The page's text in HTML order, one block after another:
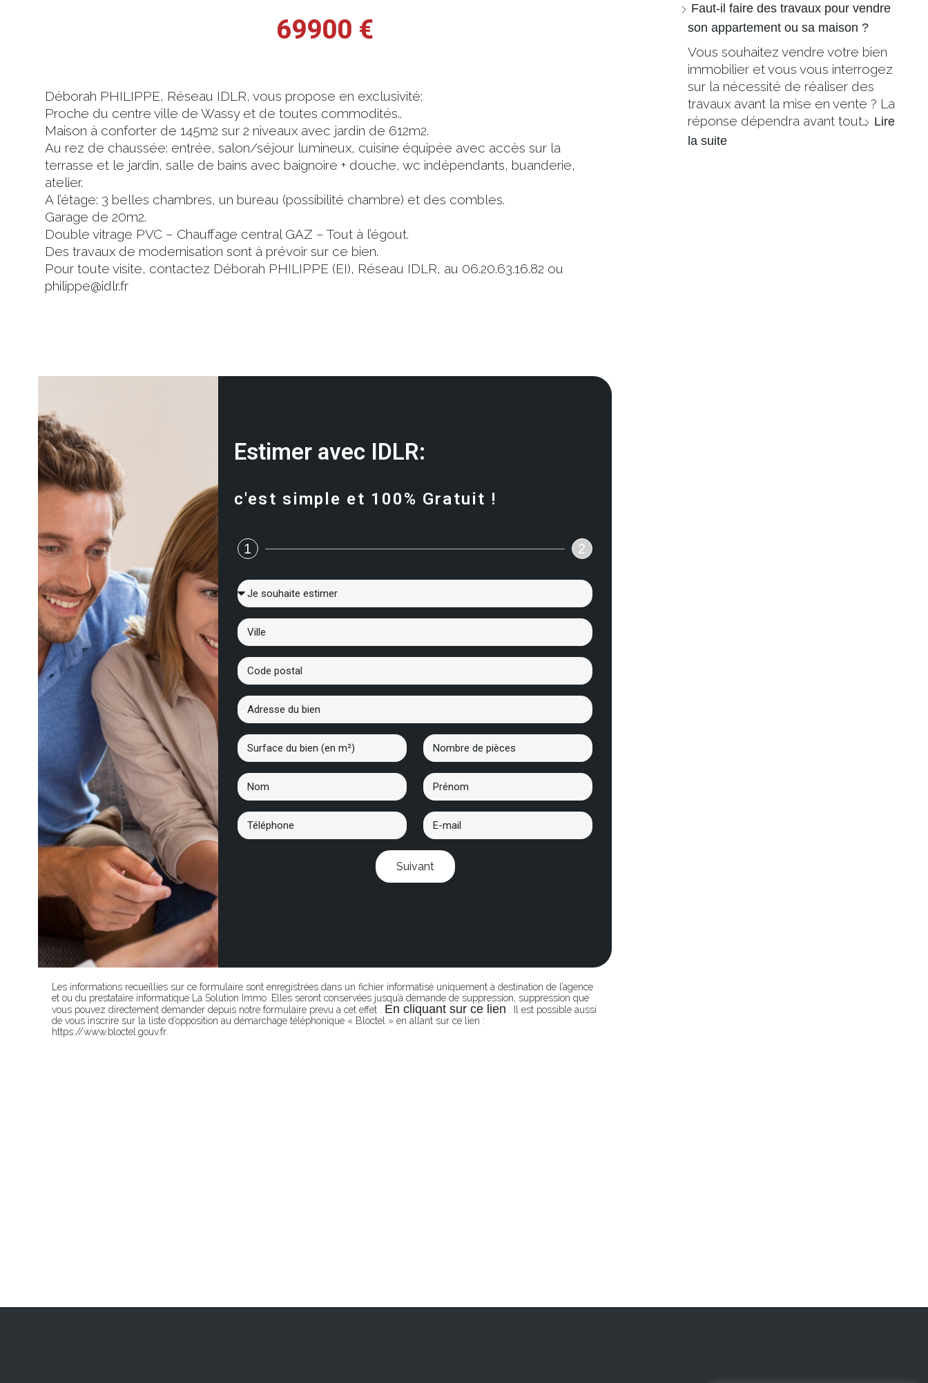
69900 €
Déborah PHILIPPE, Réseau IDLR, vous propose en exclusivité:
Proche du centre ville de Wassy et de toutes commodités..
Maison à conforter de 145m2 sur 2 niveaux avec jardin de 612m2.
Au rez de chaussée: entrée, salon/séjour lumineux, cuisine équipée avec accès sur la
terrasse et le jardin, salle de bains avec baignoire + douche, wc indépendants, buanderie,
atelier.
A l’étage: 3 belles chambres, un bureau (possibilité chambre) et des combles.
Garage de 20m2.
Double vitrage PVC – Chauffage central GAZ – Tout à l’égout.
Des travaux de modernisation sont à prévoir sur ce bien.
Pour toute visite, contactez Déborah PHILIPPE (EI), Réseau IDLR, au 06.20.63.16.82 ou
philippe@idlr.fr
Estimer avec IDLR:
c'est simple et 100% Gratuit !
1 2
Suivant
Les informations recueillies sur ce formulaire sont enregistrées dans un fichier informatisé uniquement à destination de l’agence
et ou du prestataire informatique La Solution Immo .Elles seront conservées jusqu’à demande de suppression, suppression que
vous pouvez directement demander depuis notre formulaire prevu a cet effet . En cliquant sur ce lien . Il est possible aussi
de vous inscrire sur la liste d’opposition au démarchage téléphonique « Bloctel » en allant sur ce lien :
https://www.bloctel.gouv.fr.
Faut-il faire des travaux pour vendre
son appartement ou sa maison ?
Vous souhaitez vendre votre bien
immobilier et vous vous interrogez
sur la nécessité de réaliser des
travaux avant la mise en vente ? La
réponse dépendra avant tout… Lire
la suite